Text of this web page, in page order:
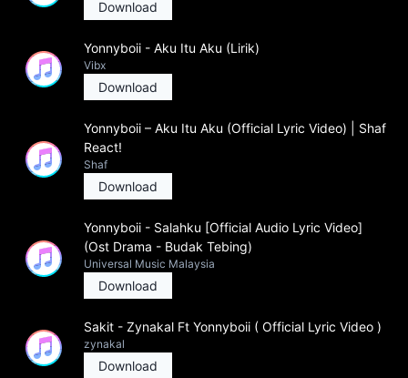
Download
Yonnyboii - Aku Itu Aku (Lirik)
Vibx
Download
Yonnyboii – Aku Itu Aku (Official Lyric Video) | Shaf
React!
Shaf
Download
Yonnyboii - Salahku [Official Audio Lyric Video]
(Ost Drama - Budak Tebing)
Universal Music Malaysia
Download
Sakit - Zynakal Ft Yonnyboii ( Official Lyric Video )
zynakal
Download